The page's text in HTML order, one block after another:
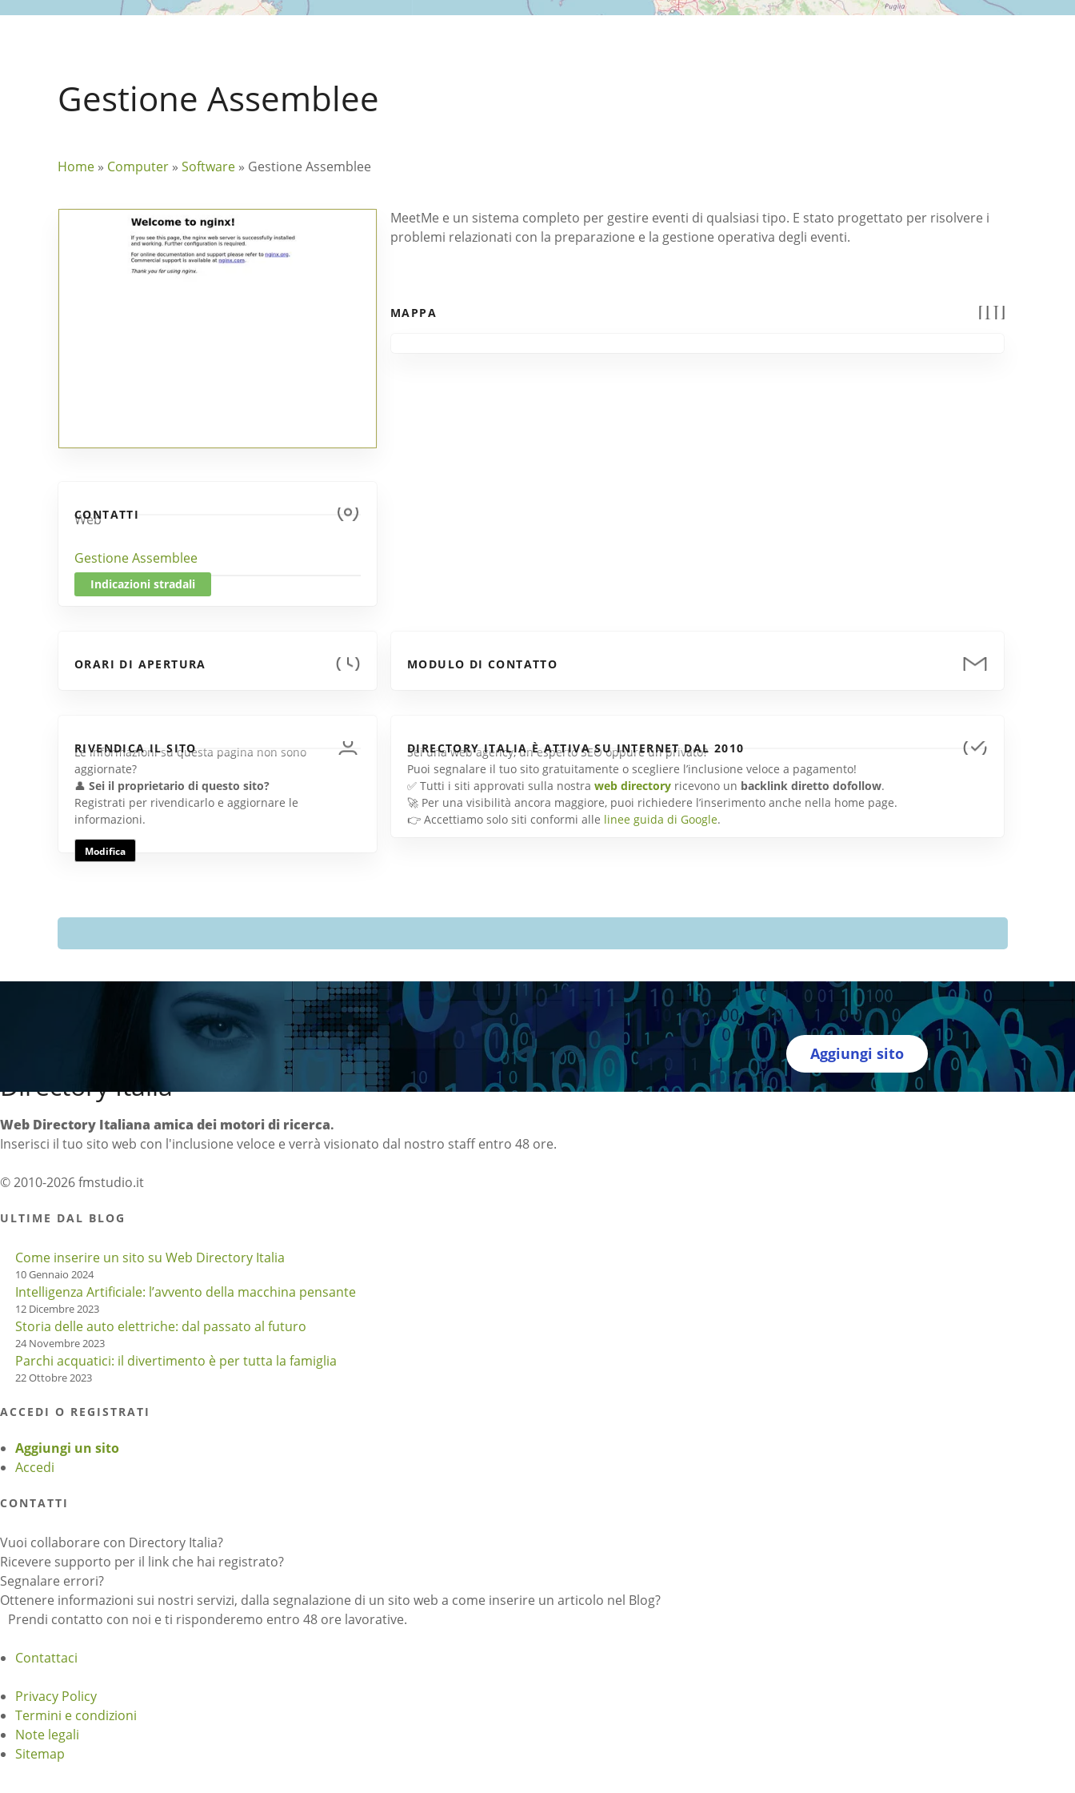
Gestione Assemblee
Home » Computer » Software » Gestione Assemblee
CONTATTI
Web
Gestione Assemblee
Indicazioni stradali
MeetMe e un sistema completo per gestire eventi di qualsiasi tipo. E stato progettato per risolvere i
problemi relazionati con la preparazione e la gestione operativa degli eventi.
MAPPA
ORARI DI APERTURA MODULO DI CONTATTO
RIVENDICA IL SITO
Le informazioni su questa pagina non sono
aggiornate?
👤 Sei il proprietario di questo sito?
Registrati per rivendicarlo e aggiornare le
informazioni.
Modifica
DIRECTORY ITALIA È ATTIVA SU INTERNET DAL 2010
Sei una web agency, un esperto SEO oppure un privato?
Puoi segnalare il tuo sito gratuitamente o scegliere l’inclusione veloce a pagamento!
✅ Tutti i siti approvati sulla nostra web directoryricevono un backlink diretto dofollow.
🚀 Per una visibilità ancora maggiore, puoi richiedere l’inserimento anche nella home page.
👉 Accettiamo solo siti conformi alle linee guida di Google.
Aggiungi sito
Directory Italia
Web Directory Italiana amica dei motori di ricerca.
Inserisci il tuo sito web con l'inclusione veloce e verrà visionato dal nostro staff entro 48 ore.
© 2010-2026 fmstudio.it
ULTIME DAL BLOG
Come inserire un sito su Web Directory Italia
10 Gennaio 2024
Intelligenza Artificiale: l’avvento della macchina pensante
12 Dicembre 2023
Storia delle auto elettriche: dal passato al futuro
24 Novembre 2023
Parchi acquatici: il divertimento è per tutta la famiglia
22 Ottobre 2023
ACCEDI O REGISTRATI
Aggiungi un sito
Accedi
CONTATTI
Vuoi collaborare con Directory Italia?
Ricevere supporto per il link che hai registrato?
Segnalare errori?
Ottenere informazioni sui nostri servizi, dalla segnalazione di un sito web a come inserire un articolo nel Blog?
Prendi contatto con noi e ti risponderemo entro 48 ore lavorative.
Contattaci
Privacy Policy
Termini e condizioni
Note legali
Sitemap